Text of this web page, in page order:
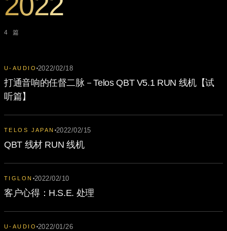
4 篇
U-AUDIO 2022/02/18
打通音响的任督二脉－Telos QBT V5.1 RUN 线机【试
听篇】
TELOS JAPAN 2022/02/15
QBT 线材 RUN 线机
TIGLON 2022/02/10
客户心得：H.S.E. 处理
U-AUDIO 2022/01/26